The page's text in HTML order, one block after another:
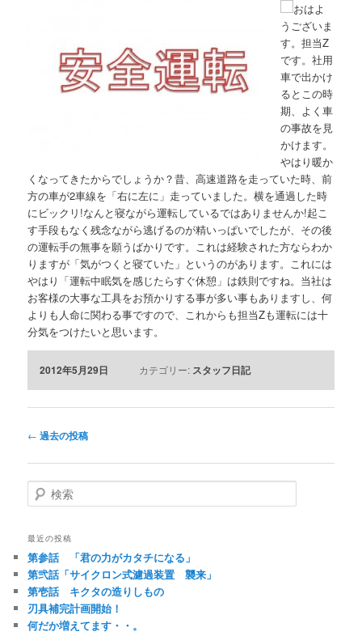
おはよ
うございま
す。担当Z
です。社用
車で出かけ
るとこの時
期、よく車
の事故を見
かけます。
やはり暖か
くなってきたからでしょうか？昔、高速道路を走っていた時、前
方の車が2車線を「右に左に」走っていました。横を通過した時
にビックリ!なんと寝ながら運転しているではありませんか!起こ
す手段もなく残念ながら逃げるのが精いっぱいでしたが、その後
の運転手の無事を願うばかりです。これは経験された方ならわか
りますが「気がつくと寝ていた」というのがあります。これには
やはり「運転中眠気を感じたらすぐ休憩」は鉄則ですね。当社は
お客様の大事な工具をお預かりする事が多い事もありますし、何
よりも人命に関わる事ですので、これからも担当Zも運転には十
分気をつけたいと思います。
2012年5月29日 カテゴリー: スタッフ日記
投
ナ
ビ
ゲ
シ
ョ
ン
← 過去の投稿
検
索
最近の投稿
第参話 「君の力がカタチになる」
第弐話「サイクロン式濾過装置 襲来」
第壱話 キクタの造りしもの
刃具補完計画開始！
何だか増えてます・・。